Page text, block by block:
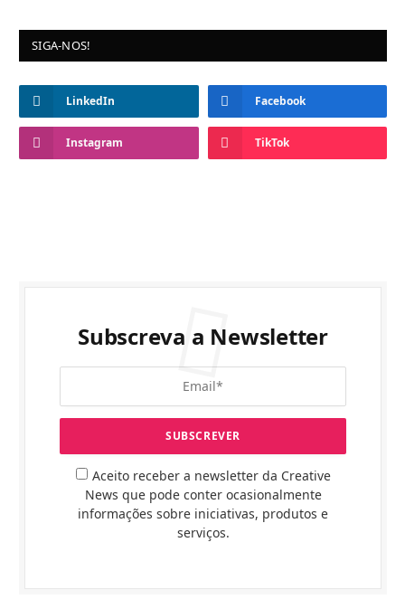
SIGA-NOS!
LinkedIn Facebook
Instagram TikTok
Subscreva a Newsletter
Aceito receber a newsletter da Creative
News que pode conter ocasionalmente
informações sobre iniciativas, produtos e
serviços.